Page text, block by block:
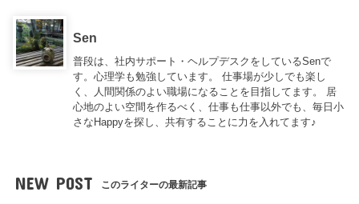
Sen
普段は、社内サポート・ヘルプデスクをしているSenで
す。心理学も勉強しています。 仕事場が少しでも楽し
く、人間関係のよい職場になることを目指してます。 居
心地のよい空間を作るべく、仕事も仕事以外でも、毎日小
さなHappyを探し、共有することに力を入れてます♪
NEW POST このライターの最新記事